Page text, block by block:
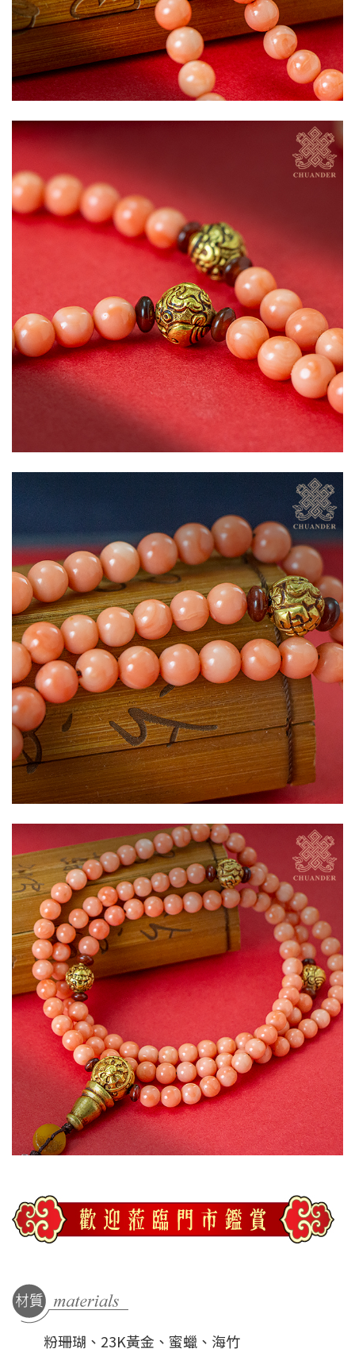
粉珊瑚、23K黃金、蜜蠟、海竹